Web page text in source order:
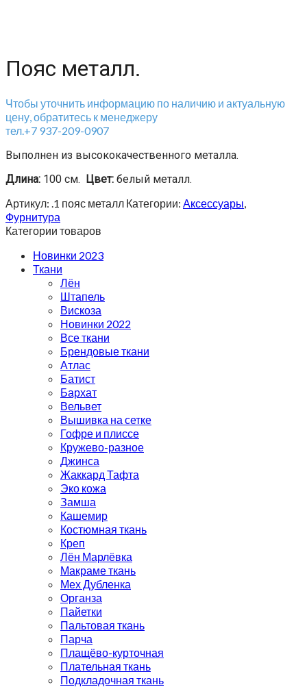
Пояс металл.
Чтобы уточнить информацию по наличию и актуальную
цену, обратитесь к менеджеру
тел.+7 937-209-0907
Выполнен из высококачественного металла.
Длина: 100 см. Цвет: белый металл.
Артикул: .1 пояс металл Категории: Аксессуары,
Фурнитура
Категории товаров
Новинки 2023
Ткани
Лён
Штапель
Вискоза
Новинки 2022
Все ткани
Брендовые ткани
Атлас
Батист
Бархат
Вельвет
Вышивка на сетке
Гофре и плиссе
Кружево-разное
Джинса
Жаккард Тафта
Эко кожа
Замша
Кашемир
Костюмная ткань
Креп
Лён Марлёвка
Макраме ткань
Мех Дубленка
Органза
Пайетки
Пальтовая ткань
Парча
Плащёво-курточная
Плательная ткань
Подкладочная ткань